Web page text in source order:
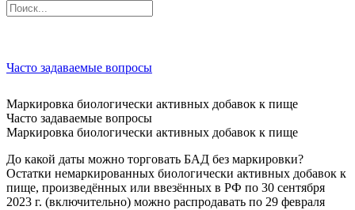
Часто задаваемые вопросы
Маркировка биологически активных добавок к пище
Часто задаваемые вопросы
Маркировка биологически активных добавок к пище
До какой даты можно торговать БАД без маркировки?
Остатки немаркированных биологически активных добавок к
пище, произведённых или ввезённых в РФ по 30 сентября
2023 г. (включительно) можно распродавать ‎по 29 февраля